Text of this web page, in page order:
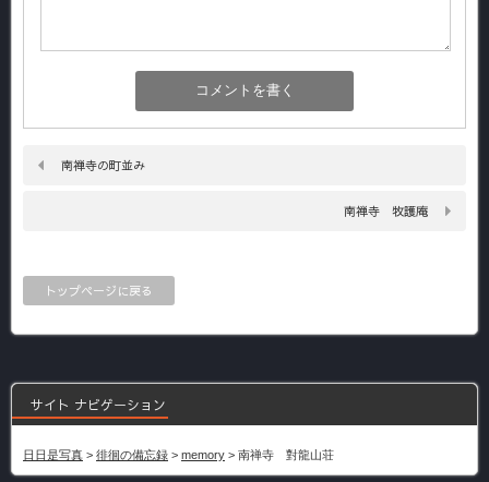
南禅寺の町並み
南禅寺 牧護庵
トップページに戻る
サイト ナビゲーション
日日是写真 > 徘徊の備忘録 > memory > 南禅寺 對龍山荘